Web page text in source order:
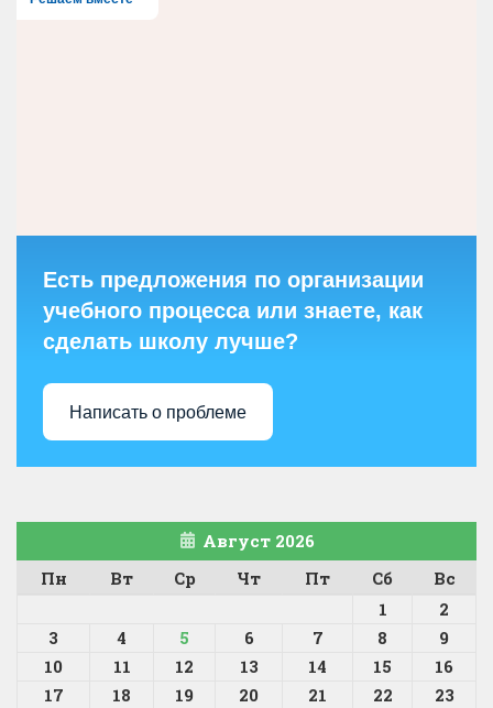
Есть предложения по организации
учебного процесса или знаете, как
сделать школу лучше?
Написать о проблеме
Август 2026
Пн
Вт Ср Чт Пт Сб
Вс
1
2
3
4 5 6 7 8
9
10
11 12 13 14 15
16
17
18 19 20 21 22
23